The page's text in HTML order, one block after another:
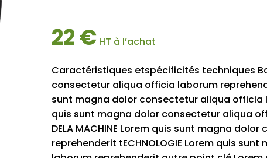
/ Barista
café
22 € HT à l’achat
Caractéristiques etspécificités techniques
consectetur aliqua officia laborum
sunt magna dolor consectetur aliqua officia
quis sunt magna dolor consectetur aliqua
DELA MACHINE Lorem quis sunt magna
reprehenderit tECHNOLOGIE Lorem quis